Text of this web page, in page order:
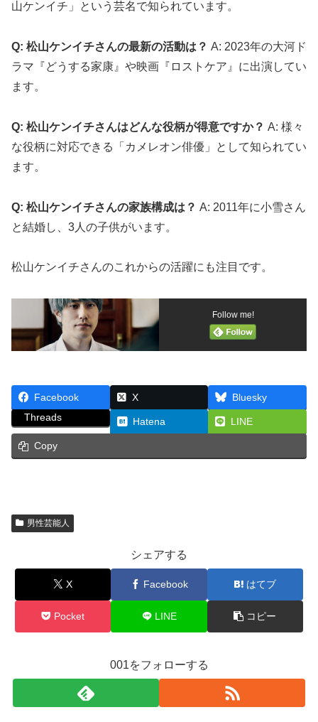
山ケンイチ」という芸名で知られています。
Q: 松山ケンイチさんの最新の活動は？ A: 2023年の大河ド
ラマ『どうする家康』や映画『ロストケア』に出演してい
ます。
Q: 松山ケンイチさんはどんな役柄が得意ですか？ A: 様々
な役柄に対応できる「カメレオン俳優」として知られてい
ます。
Q: 松山ケンイチさんの家族構成は？ A: 2011年に小雪さん
と結婚し、3人の子供がいます。
松山ケンイチさんのこれからの活躍にも注目です。
Follow me!
Facebook X
Bluesky
Threads
Hatena LINE
Copy
男性芸能人
シェアする
X Facebook はてブ
Pocket LINE コピー
001をフォローする